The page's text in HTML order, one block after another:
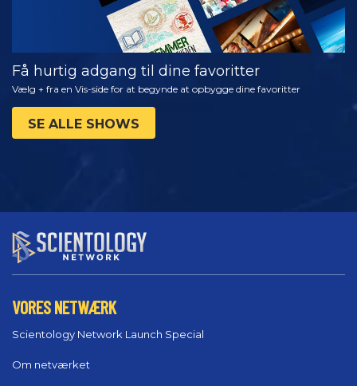
Få hurtig adgang til dine favoritter
Vælg + fra en Vis-side for at begynde at opbygge dine favoritter
SE ALLE SHOWS
VORES NETWÆRK
Scientology Network Launch Special
Om netværket